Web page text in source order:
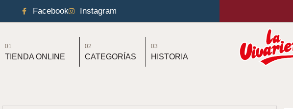
Facebook Instagram
01
TIENDA ONLINE
02
CATEGORÍAS
03
HISTORIA